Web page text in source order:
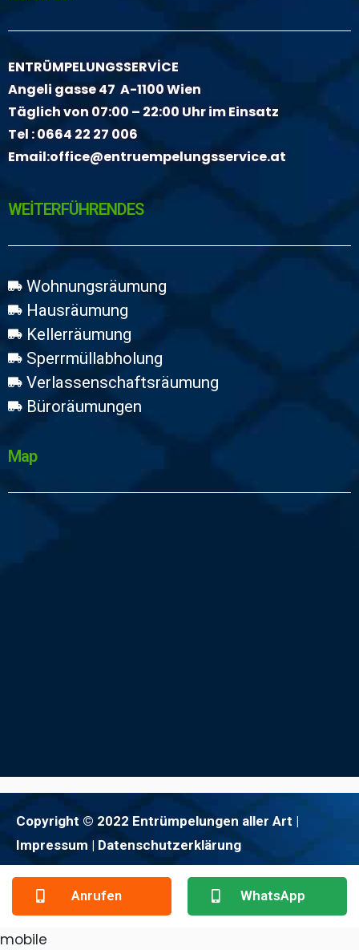
ENTRÜMPELUNGSSERVİCE
Angeli gasse 47 A-1100 Wien
Täglich von 07:00 – 22:00 Uhr im Einsatz
Tel :0664 22 27 006
Email:office@entruempelungsservice.at
WEİTERFÜHRENDES
Wohnungsräumung
Hausräumung
Kellerräumung
Sperrmüllabholung
Verlassenschaftsräumung
Büroräumungen
Map
Copyright © 2022 Entrümpelungen aller Art |
Impressum | Datenschutzerklärung
Anrufen WhatsApp